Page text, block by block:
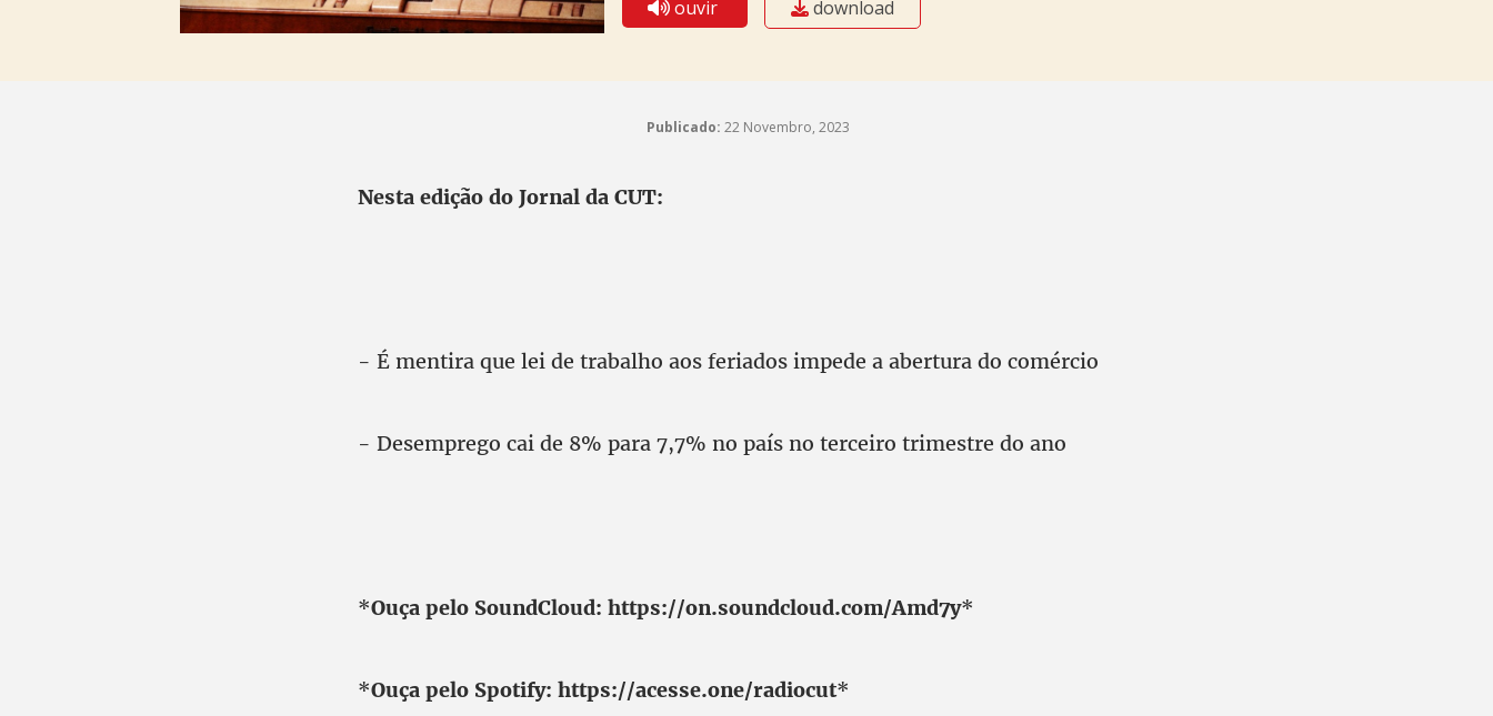
ouvir download
Publicado: 22 Novembro, 2023
Nesta edição do Jornal da CUT:
- É mentira que lei de trabalho aos feriados impede a abertura do comércio
- Desemprego cai de 8% para 7,7% no país no terceiro trimestre do ano
*Ouça pelo SoundCloud: https://on.soundcloud.com/Amd7y*
*Ouça pelo Spotify: https://acesse.one/radiocut*